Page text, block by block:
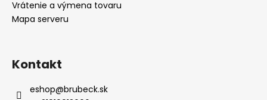
Vrátenie a výmena tovaru
Mapa serveru
Kontakt
eshop@brubeck.sk